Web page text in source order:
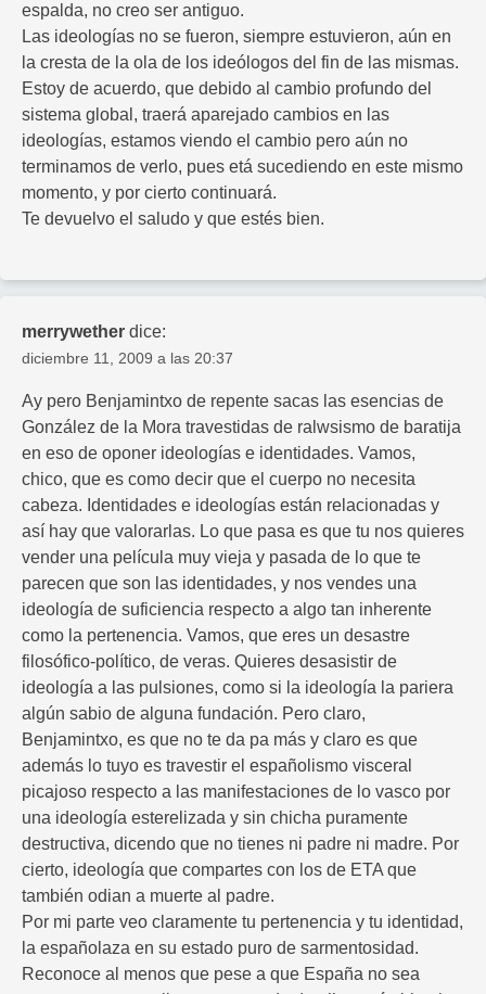
espalda, no creo ser antiguo.
Las ideologías no se fueron, siempre estuvieron, aún en
la cresta de la ola de los ideólogos del fin de las mismas.
Estoy de acuerdo, que debido al cambio profundo del
sistema global, traerá aparejado cambios en las
ideologías, estamos viendo el cambio pero aún no
terminamos de verlo, pues etá sucediendo en este mismo
momento, y por cierto continuará.
Te devuelvo el saludo y que estés bien.
merrywether dice:
diciembre 11, 2009 a las 20:37
Ay pero Benjamintxo de repente sacas las esencias de
González de la Mora travestidas de ralwsismo de baratija
en eso de oponer ideologías e identidades. Vamos,
chico, que es como decir que el cuerpo no necesita
cabeza. Identidades e ideologías están relacionadas y
así hay que valorarlas. Lo que pasa es que tu nos quieres
vender una película muy vieja y pasada de lo que te
parecen que son las identidades, y nos vendes una
ideología de suficiencia respecto a algo tan inherente
como la pertenencia. Vamos, que eres un desastre
filosófico-político, de veras. Quieres desasistir de
ideología a las pulsiones, como si la ideología la pariera
algún sabio de alguna fundación. Pero claro,
Benjamintxo, es que no te da pa más y claro es que
además lo tuyo es travestir el españolismo visceral
picajoso respecto a las manifestaciones de lo vasco por
una ideología esterelizada y sin chicha puramente
destructiva, dicendo que no tienes ni padre ni madre. Por
cierto, ideología que compartes con los de ETA que
también odian a muerte al padre.
Por mi parte veo claramente tu pertenencia y tu identidad,
la españolaza en su estado puro de sarmentosidad.
Reconoce al menos que pese a que España no sea